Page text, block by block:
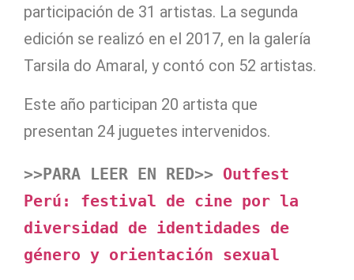
participación de 31 artistas. La segunda
edición se realizó en el 2017, en la galería
Tarsila do Amaral, y contó con 52 artistas.
Este año participan 20 artista que
presentan 24 juguetes intervenidos.
>>PARA LEER EN RED>> Outfest
Perú: festival de cine por la
diversidad de identidades de
género y orientación sexual